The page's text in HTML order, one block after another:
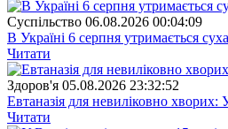
Суспiльство 06.08.2026 00:04:09
В Україні 6 серпня утримається
Читати
Здоров'я 05.08.2026 23:32:52
Евтаназія для невиліковно
Читати